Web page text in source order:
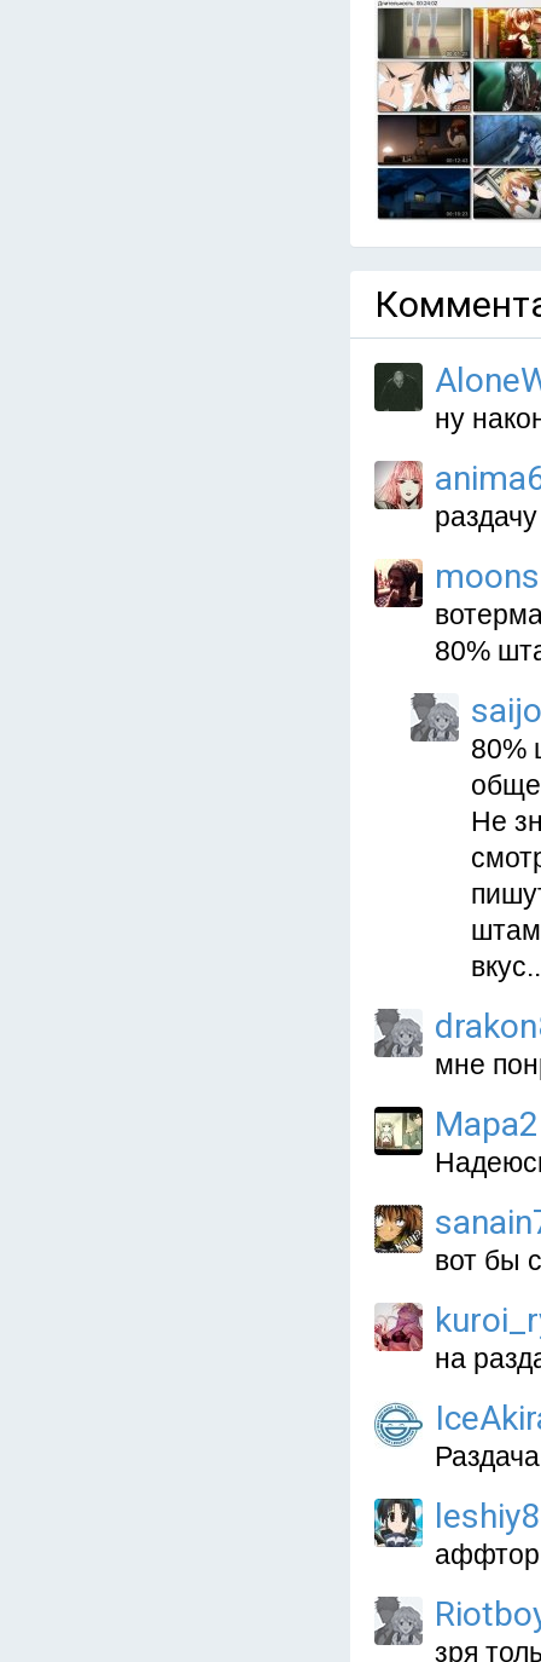
ну
80%
80%
Не
мне
вот бы
на
зря